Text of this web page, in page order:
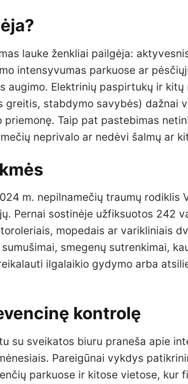
lauke ženkliai pailgėja:
intensyvumas parkuose ar
augimo. Elektrinių paspirtukų ir kitų
greitis, stabdymo savybės) dažnai
Taip pat pastebimas
neprivalo ar nedėvi šalmų ar
m. nepilnamečių traumų rodiklis
Pernai sostinėje užfiksuotos 242
mopedais ar varikliniais
smegenų sutrenkimai,
ilgalaikio gydymo arba
kontrolę
su sveikatos biuru praneša apie
Pareigūnai vykdys
parkuose ir kitose vietose, kur